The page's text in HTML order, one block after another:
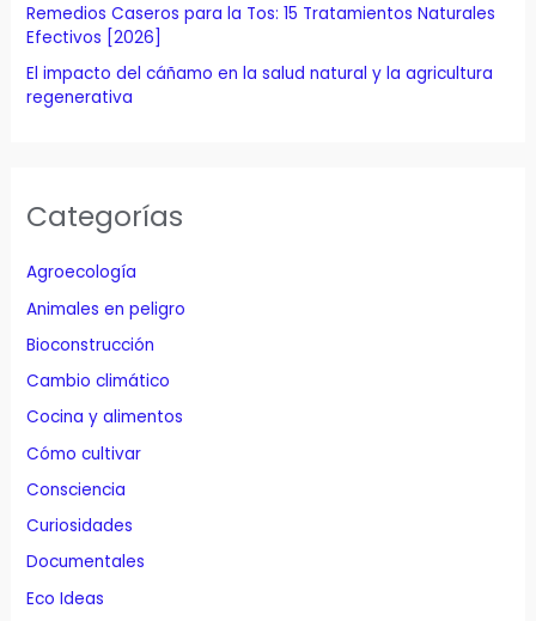
Remedios Caseros para la Tos: 15 Tratamientos Naturales
Efectivos [2026]
El impacto del cáñamo en la salud natural y la agricultura
regenerativa
Categorías
Agroecología
Animales en peligro
Bioconstrucción
Cambio climático
Cocina y alimentos
Cómo cultivar
Consciencia
Curiosidades
Documentales
Eco Ideas